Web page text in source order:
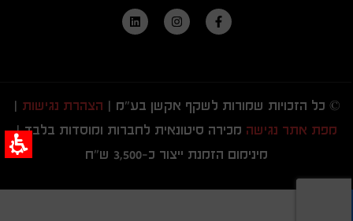
© כל הזכויות שמורות לשקף אקשן בע"מ | הצהרת נגישות|
מפת אתר נגישהמכירה סיטונאית לחברות ומוסדות בלבד |
מינימום הזמנת ייצור כ-3,500 ש"ח